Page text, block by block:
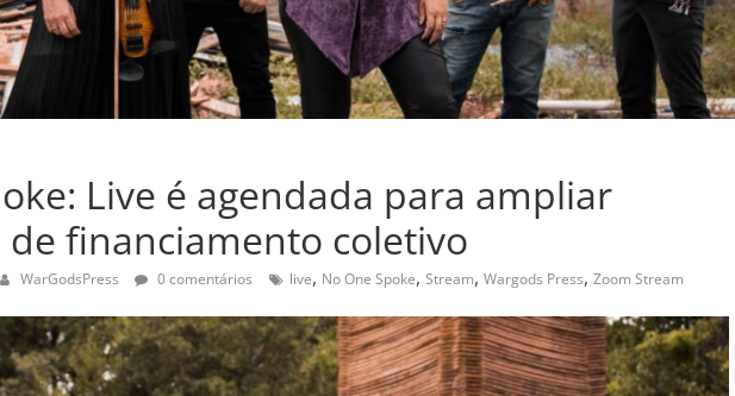
Live é agendada para ampliar
de financiamento coletivo
WarGodsPress 0 comentários live, No One Spoke, Stream, Wargods Press, Zoom Stream